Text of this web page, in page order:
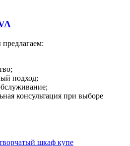
подход;
консультация при выборе